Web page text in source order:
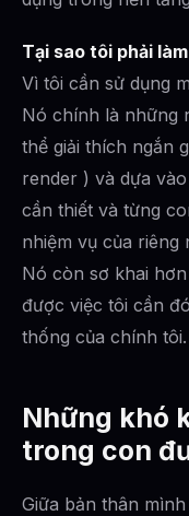
Tại sao tôi phải
Vì tôi cần sử dụng
Nó chính là những
thể giải thích ngắn
render ) và dựa
cần thiết và từng
nhiệm vụ của riêng
Nó còn sơ khai
được việc tôi cần
thống của chính tôi.
Những khó
trong con
Giữa bản thân